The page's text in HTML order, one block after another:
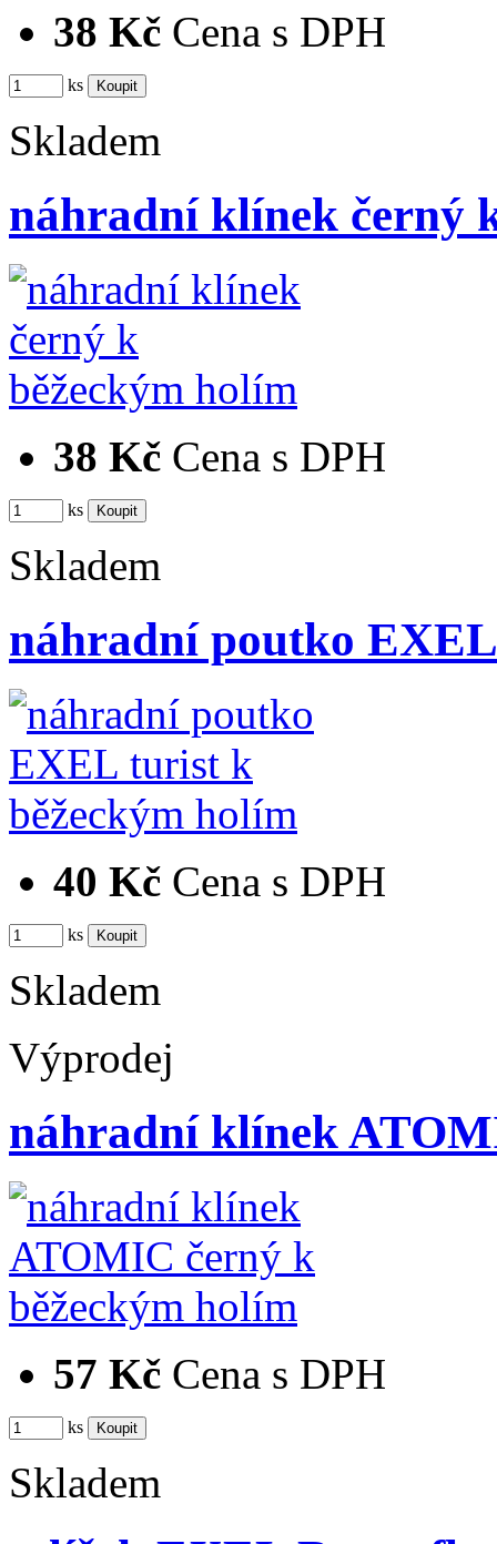
38 Kč Cena s DPH
ks
Skladem
náhradní klínek černý
38 Kč Cena s DPH
ks
Skladem
náhradní poutko
40 Kč Cena s DPH
ks
Skladem
Výprodej
náhradní klínek
57 Kč Cena s DPH
ks
Skladem